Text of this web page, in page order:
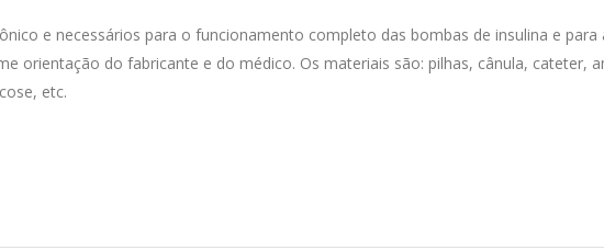
e necessários para o funcionamento completo das bombas de insulina e
orientação do fabricante e do médico. Os materiais são: pilhas, cânula, cateter,
etc.